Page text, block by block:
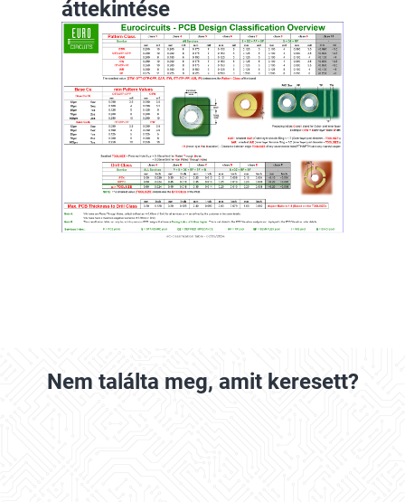
áttekintése
Nem találta meg, amit keresett?